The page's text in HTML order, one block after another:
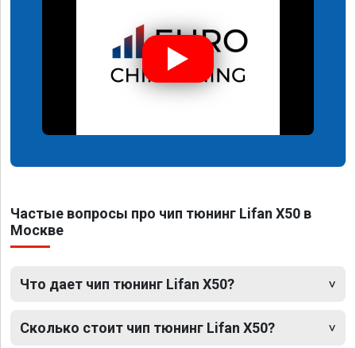
Частые вопросы про чип тюнинг Lifan X50 в
Москве
Что дает чип тюнинг Lifan X50?
Сколько стоит чип тюнинг Lifan X50?